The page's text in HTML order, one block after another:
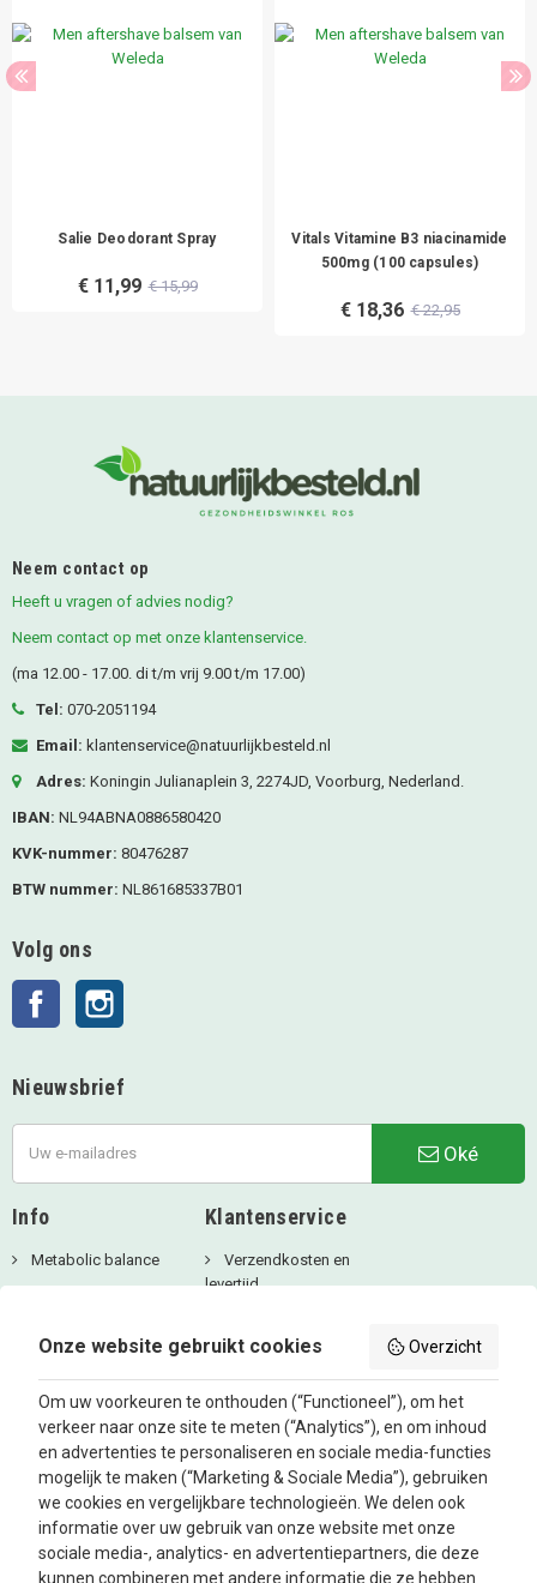
Salie Deodorant Spray
€ 11,99 € 15,99
Vitals Vitamine B3 niacinamide
500mg (100 capsules)
€ 18,36 € 22,95
Neem contact op
Heeft u vragen of advies nodig?
Neem contact op met onze klantenservice.
(ma 12.00 - 17.00. di t/m vrij 9.00 t/m 17.00)
Tel: 070-2051194
Email: klantenservice@natuurlijkbesteld.nl
Adres: Koningin Julianaplein 3, 2274JD, Voorburg, Nederland.
IBAN: NL94ABNA0886580420
KVK-nummer: 80476287
BTW nummer: NL861685337B01
Volg ons
Facebook
Nieuwsbrief
Oké
Info
Metabolic balance
Klantenservice
Verzendkosten en
levertijd
Betaalmethodes
Algemene
voorwaarden
Retourbeleid en
Inloggen
Contacteer ons
Onze website gebruikt cookies Overzicht
Om uw voorkeuren te onthouden (“Functioneel”), om het
verkeer naar onze site te meten (“Analytics”), en om inhoud
en advertenties te personaliseren en sociale media-functies
mogelijk te maken (“Marketing & Sociale Media”), gebruiken
we cookies en vergelijkbare technologieën. We delen ook
informatie over uw gebruik van onze website met onze
sociale media-, analytics- en advertentiepartners, die deze
kunnen combineren met andere informatie die ze hebben